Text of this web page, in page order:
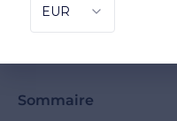
Sommaire